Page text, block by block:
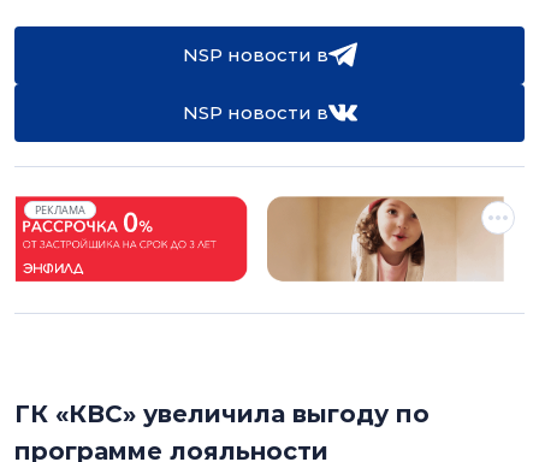
NSP новости в
NSP новости в
РЕКЛАМА
ГК «КВС» увеличила выгоду по
программе лояльности